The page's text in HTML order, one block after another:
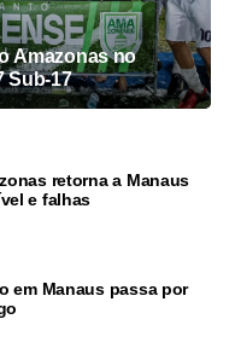
Amazonas no
Sub-17
retorna a Manaus
e falhas
em Manaus passa por